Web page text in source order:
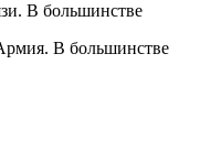
В большинстве
В большинстве